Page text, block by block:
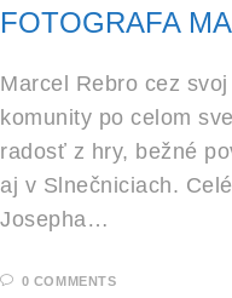
FOTOGRAFA
Marcel Rebro cez
komunity po celom
radosť z hry, bežné
aj v Slnečniciach.
Josepha…
0 COMMENTS